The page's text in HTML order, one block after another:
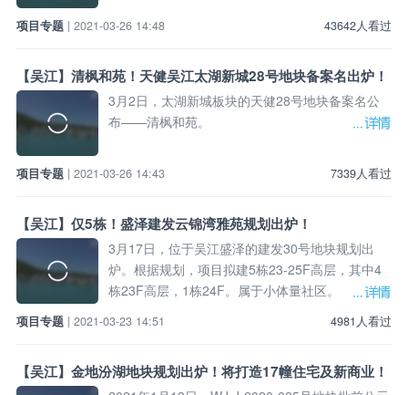
43642人看过
项目专题 | 2021-03-26 14:48
【吴江】清枫和苑！天健吴江太湖新城28号地块备案名出炉！
3月2日，太湖新城板块的天健28号地块备案名公
布——清枫和苑。
7339人看过
项目专题 | 2021-03-26 14:43
【吴江】仅5栋！盛泽建发云锦湾雅苑规划出炉！
3月17日，位于吴江盛泽的建发30号地块规划出
炉。根据规划，项目拟建5栋23-25F高层，其中4
栋23F高层，1栋24F。属于小体量社区。
4981人看过
项目专题 | 2021-03-23 14:51
【吴江】金地汾湖地块规划出炉！将打造17幢住宅及新商业！